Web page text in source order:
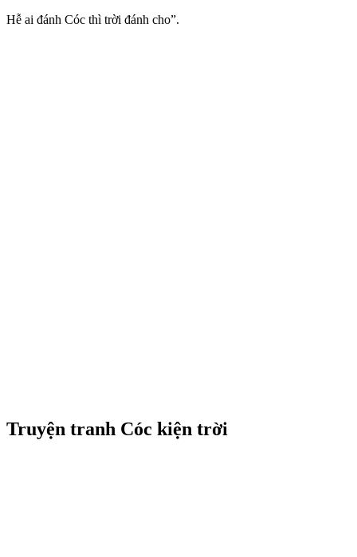
Hễ ai đánh Cóc thì trời đánh cho”.
Truyện tranh Cóc kiện trời